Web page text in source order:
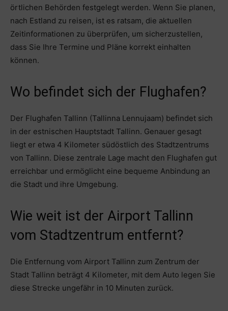
örtlichen Behörden festgelegt werden. Wenn Sie planen,
nach Estland zu reisen, ist es ratsam, die aktuellen
Zeitinformationen zu überprüfen, um sicherzustellen,
dass Sie Ihre Termine und Pläne korrekt einhalten
können.
Wo befindet sich der Flughafen?
Der Flughafen Tallinn (Tallinna Lennujaam) befindet sich
in der estnischen Hauptstadt Tallinn. Genauer gesagt
liegt er etwa 4 Kilometer südöstlich des Stadtzentrums
von Tallinn. Diese zentrale Lage macht den Flughafen gut
erreichbar und ermöglicht eine bequeme Anbindung an
die Stadt und ihre Umgebung.
Wie weit ist der Airport Tallinn
vom Stadtzentrum entfernt?
Die Entfernung vom Airport Tallinn zum Zentrum der
Stadt Tallinn beträgt 4 Kilometer, mit dem Auto legen Sie
diese Strecke ungefähr in 10 Minuten zurück.